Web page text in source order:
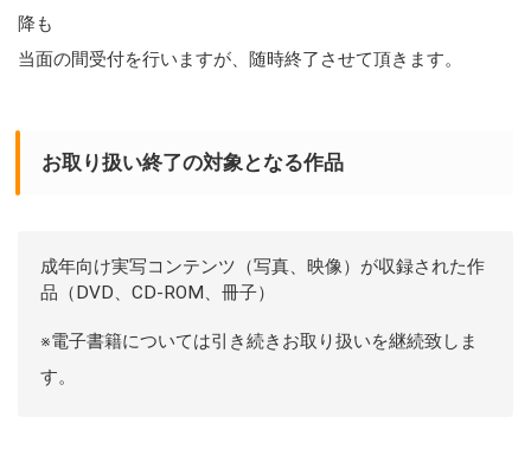
降も
当面の間受付を行いますが、随時終了させて頂きます。
お取り扱い終了の対象となる作品
成年向け実写コンテンツ（写真、映像）が収録された作
品（DVD、CD-ROM、冊子）
※電子書籍については引き続きお取り扱いを継続致しま
す。